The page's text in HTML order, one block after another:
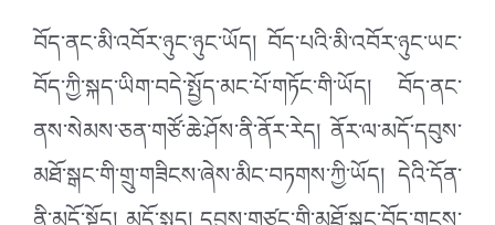
བོད་ནང་མི་འབོར་ཉུང་ཉུང་ཡོད། བོད་པའི་མི་འབོར་ཉུང་ཡང་
བོད་ཀྱི་སྐད་ཡིག་བདེ་སྤྱོད་མང་པོ་གཏོང་གི་ཡོད། བོད་ནང་
ནས་སེམས་ཅན་གཙོ་ཆེ་ཤོས་ནི་ནོར་རེད། ནོར་ལ་མདོ་དབུས་
མཐོ་སྒང་གི་གྲུ་གཟིངས་ཞེས་མིང་བཏགས་ཀྱི་ཡོད། དེའི་དོན་